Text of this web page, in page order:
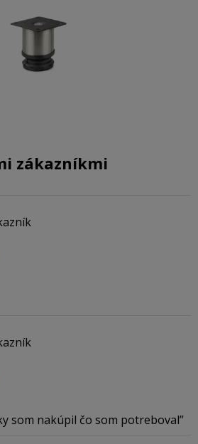
zákazníkmi
som nakúpil čo som potreboval